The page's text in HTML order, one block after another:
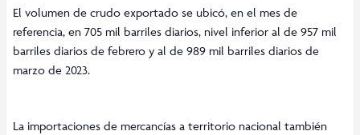
El volumen de crudo exportado se ubicó, en el mes de
referencia, en 705 mil barriles diarios, nivel inferior al de 957 mil
barriles diarios de febrero y al de 989 mil barriles diarios de
marzo de 2023.
La importaciones de mercancías a territorio nacional también